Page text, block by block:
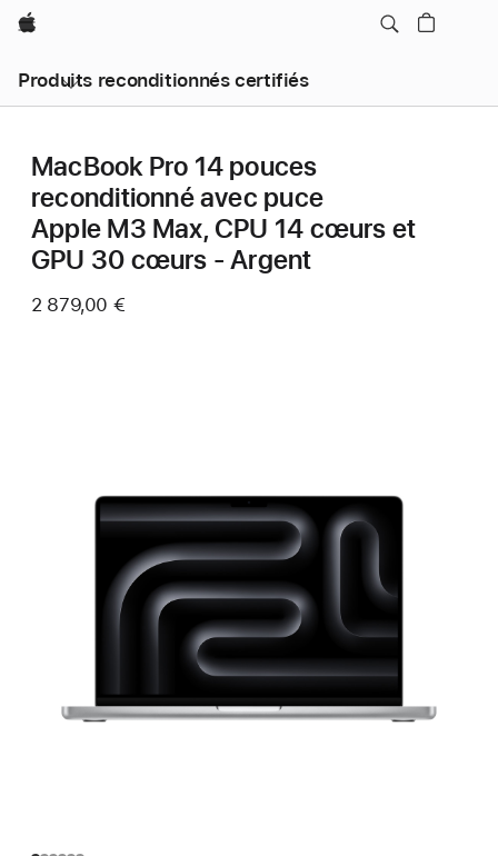
Apple
Produits reconditionnés certifiés
MacBook Pro 14 pouces
reconditionné avec puce
Apple M3 Max, CPU 14 cœurs et
GPU 30 cœurs - Argent
2 879,00 €